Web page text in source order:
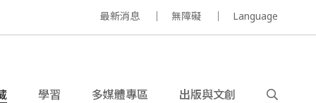
最新消息 無障礙 Language
學習 多媒體專區 出版與文創